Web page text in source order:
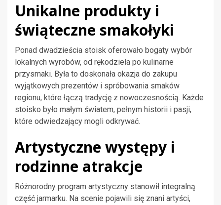
Unikalne produkty i
świąteczne smakołyki
Ponad dwadzieścia stoisk oferowało bogaty wybór
lokalnych wyrobów, od rękodzieła po kulinarne
przysmaki. Była to doskonała okazja do zakupu
wyjątkowych prezentów i spróbowania smaków
regionu, które łączą tradycję z nowoczesnością. Każde
stoisko było małym światem, pełnym historii i pasji,
które odwiedzający mogli odkrywać.
Artystyczne występy i
rodzinne atrakcje
Różnorodny program artystyczny stanowił integralną
część jarmarku. Na scenie pojawili się znani artyści,